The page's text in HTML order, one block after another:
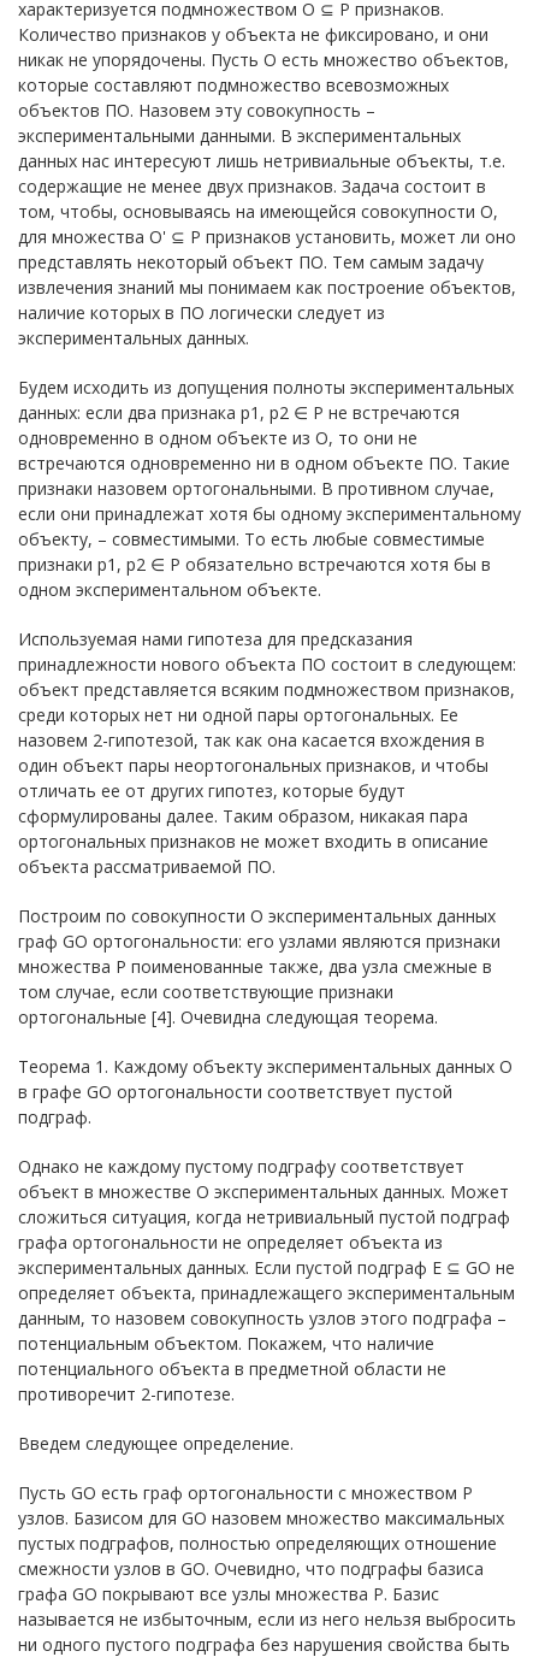
характеризуется подмножеством O ⊆ P признаков.
Количество признаков у объекта не фиксировано, и они
никак не упорядочены. Пусть O есть множество объектов,
которые составляют подмножество всевозможных
объектов ПО. Назовем эту совокупность –
экспериментальными данными. В экспериментальных
данных нас интересуют лишь нетривиальные объекты, т.е.
содержащие не менее двух признаков. Задача состоит в
том, чтобы, основываясь на имеющейся совокупности O,
для множества O' ⊆ P признаков установить, может ли оно
представлять некоторый объект ПО. Тем самым задачу
извлечения знаний мы понимаем как построение объектов,
наличие которых в ПО логически следует из
экспериментальных данных.
Будем исходить из допущения полноты экспериментальных
данных: если два признака p1, p2 ∈ P не встречаются
одновременно в одном объекте из O, то они не
встречаются одновременно ни в одном объекте ПО. Такие
признаки назовем ортогональными. В противном случае,
если они принадлежат хотя бы одному экспериментальному
объекту, – совместимыми. То есть любые совместимые
признаки p1, p2 ∈ P обязательно встречаются хотя бы в
одном экспериментальном объекте.
Используемая нами гипотеза для предсказания
принадлежности нового объекта ПО состоит в следующем:
объект представляется всяким подмножеством признаков,
среди которых нет ни одной пары ортогональных. Ее
назовем 2-гипотезой, так как она касается вхождения в
один объект пары неортогональных признаков, и чтобы
отличать ее от других гипотез, которые будут
сформулированы далее. Таким образом, никакая пара
ортогональных признаков не может входить в описание
объекта рассматриваемой ПО.
Построим по совокупности O экспериментальных данных
граф GO ортогональности: его узлами являются признаки
множества P поименованные также, два узла смежные в
том случае, если соответствующие признаки
ортогональные [4]. Очевидна следующая теорема.
Теорема 1. Каждому объекту экспериментальных данных O
в графе GO ортогональности соответствует пустой
подграф.
Однако не каждому пустому подграфу соответствует
объект в множестве O экспериментальных данных. Может
сложиться ситуация, когда нетривиальный пустой подграф
графа ортогональности не определяет объекта из
экспериментальных данных. Если пустой подграф E ⊆ GO не
определяет объекта, принадлежащего экспериментальным
данным, то назовем совокупность узлов этого подграфа –
потенциальным объектом. Покажем, что наличие
потенциального объекта в предметной области не
противоречит 2-гипотезе.
Введем следующее определение.
Пусть GO есть граф ортогональности с множеством P
узлов. Базисом для GO назовем множество максимальных
пустых подграфов, полностью определяющих отношение
смежности узлов в GO. Очевидно, что подграфы базиса
графа GO покрывают все узлы множества P. Базис
называется не избыточным, если из него нельзя выбросить
ни одного пустого подграфа без нарушения свойства быть